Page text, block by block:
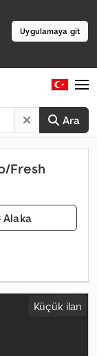
Uygulamaya git
Ara
Fresh
Alaka
Küçük ilan